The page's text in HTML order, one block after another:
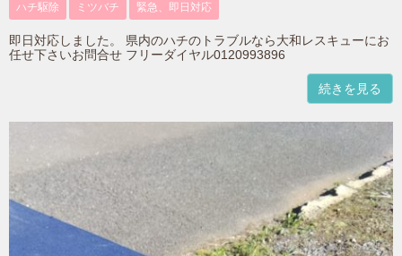
ハチ駆除 ミツバチ 緊急、即日対応
即日対応しました。 県内のハチのトラブルなら大和レスキューにお
任せ下さいお問合せ フリーダイヤル0120993896
続きを見る